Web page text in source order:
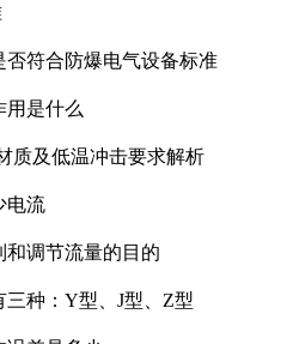
否符合防爆电气设备标准
用是什么
质及低温冲击要求解析
电流
调节流量的目的
种：Y型、J型、Z型